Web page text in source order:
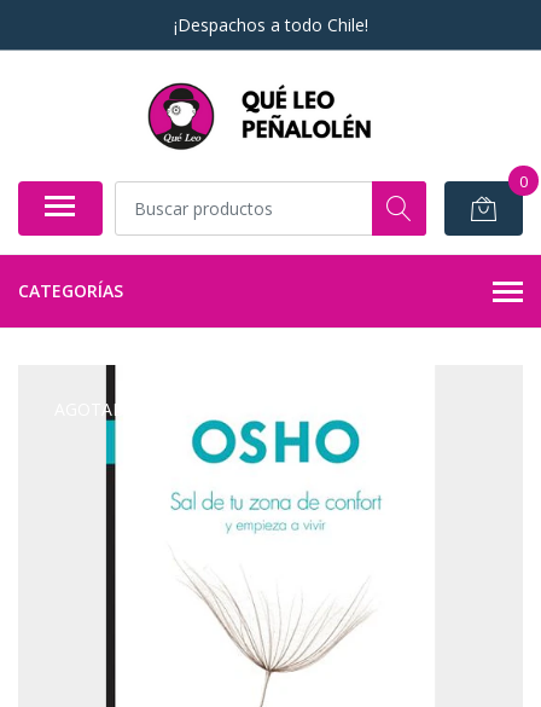
¡Despachos a todo Chile!
0
CATEGORÍAS
AGOTADO